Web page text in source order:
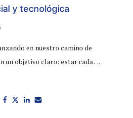
y tecnológica
en nuestro camino de
un objetivo claro: estar cada …